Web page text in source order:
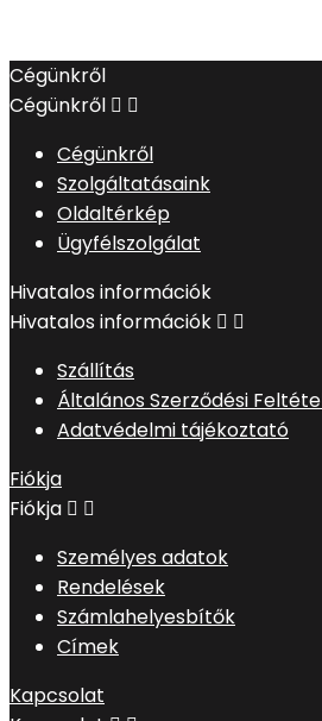
Cégünkről
Cégünkről  
Cégünkről
Szolgáltatásaink
Oldaltérkép
Ügyfélszolgálat
Hivatalos információk
Hivatalos információk  
Szállítás
Általános Szerződési
Adatvédelmi tájékoztató
Fiókja
Fiókja  
Személyes adatok
Rendelések
Számlahelyesbítők
Címek
Kapcsolat